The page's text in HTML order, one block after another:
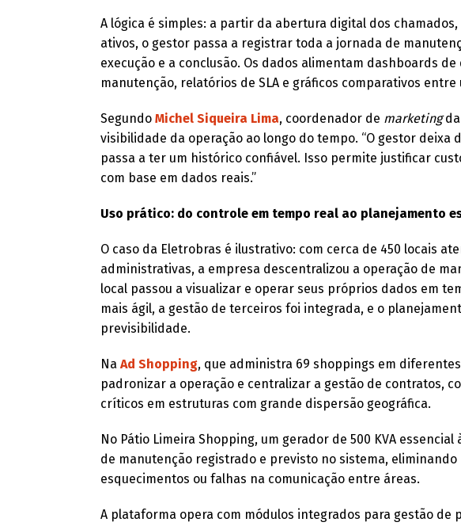
A lógica é simples: a partir da abertura digital dos
ativos, o gestor passa a registrar toda a jornada de
execução e a conclusão. Os dados alimentam dashboards
manutenção, relatórios de SLA e gráficos comparativos
Segundo Michel Siqueira Lima, coordenador de marketing
visibilidade da operação ao longo do tempo. “O gestor
passa a ter um histórico confiável. Isso permite justificar
com base em dados reais.”
Uso prático: do controle em tempo real ao planejamento
O caso da Eletrobras é ilustrativo: com cerca de 450 locais
administrativas, a empresa descentralizou a operação de
local passou a visualizar e operar seus próprios dados em
mais ágil, a gestão de terceiros foi integrada, e o
previsibilidade.
Na Ad Shopping, que administra 69 shoppings em
padronizar a operação e centralizar a gestão de contratos,
críticos em estruturas com grande dispersão geográfica.
No Pátio Limeira Shopping, um gerador de 500 KVA
de manutenção registrado e previsto no sistema,
esquecimentos ou falhas na comunicação entre áreas.
A plataforma opera com módulos integrados para gestão